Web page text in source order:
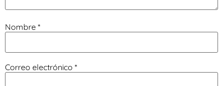
Nombre *
Correo electrónico *